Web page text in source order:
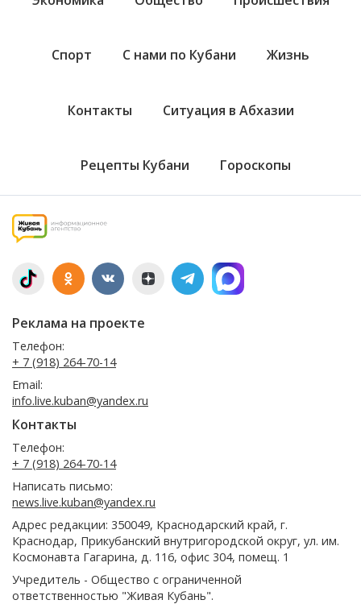
Спорт С нами по Кубани Жизнь
Контакты Ситуация в Абхазии
Рецепты Кубани Гороскопы
Реклама на проекте
Телефон:
+ 7 (918) 264-70-14
Email:
info.live.kuban@yandex.ru
Контакты
Телефон:
+ 7 (918) 264-70-14
Написать письмо:
news.live.kuban@yandex.ru
Адрес редакции: 350049, Краснодарский край, г.
Краснодар, Прикубанский внутригородской округ, ул. им.
Космонавта Гагарина, д. 116, офис 304, помещ. 1
Учредитель - Общество с ограниченной
ответственностью "Живая Кубань".